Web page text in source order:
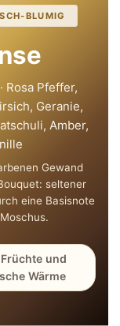
BLUMIG
Rosa Pfeffer,
Geranie,
Amber,
Gewand
seltener
eine Basisnote
und
Wärme